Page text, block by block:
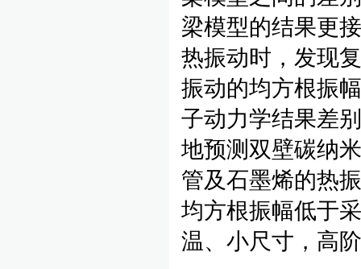
梁模型的结果更
热振动时，发现
振动的均方根振
子动力学结果差
地预测双壁碳纳
管及石墨烯的热
均方根振幅低于
温、小尺寸，高